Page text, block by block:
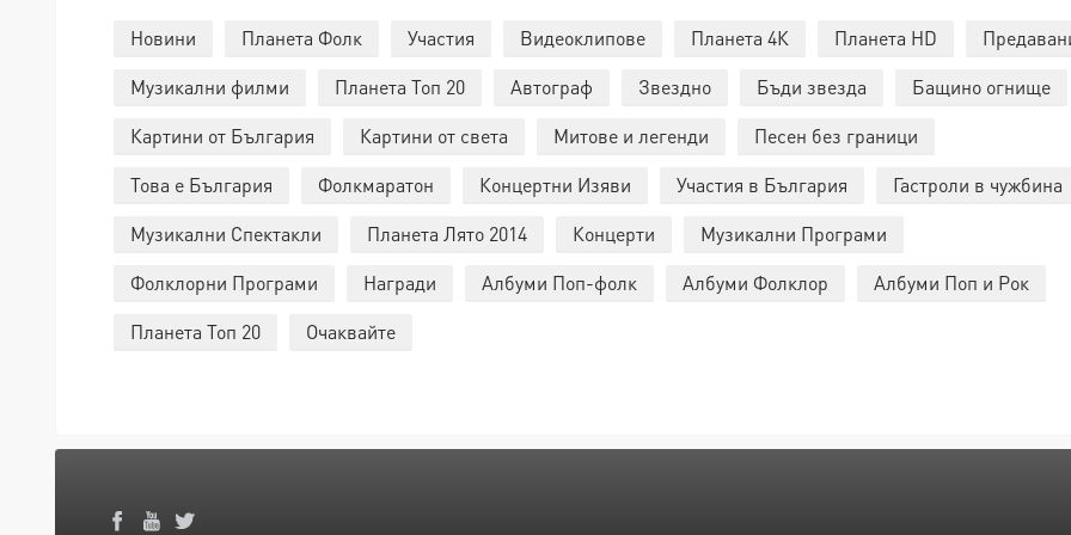
Новини Планета Фолк Участия Видеоклипове Планета 4К Планета HD
Музикални филми
Планета Топ 20 Автограф Звездно Бъди звезда
Бащино огнище
Картини от България
Картини от света Митове и легенди
Песен без граници
Това е България
Фолкмаратон Концертни Изяви Участия в България
Гастроли в чужбина
Музикални Спектакли
Планета Лято 2014 Концерти
Музикални Програми
Фолклорни Програми
Награди Албуми Поп-фолк Албуми Фолклор
Албуми Поп и Рок
Планета Топ 20
Очаквайте